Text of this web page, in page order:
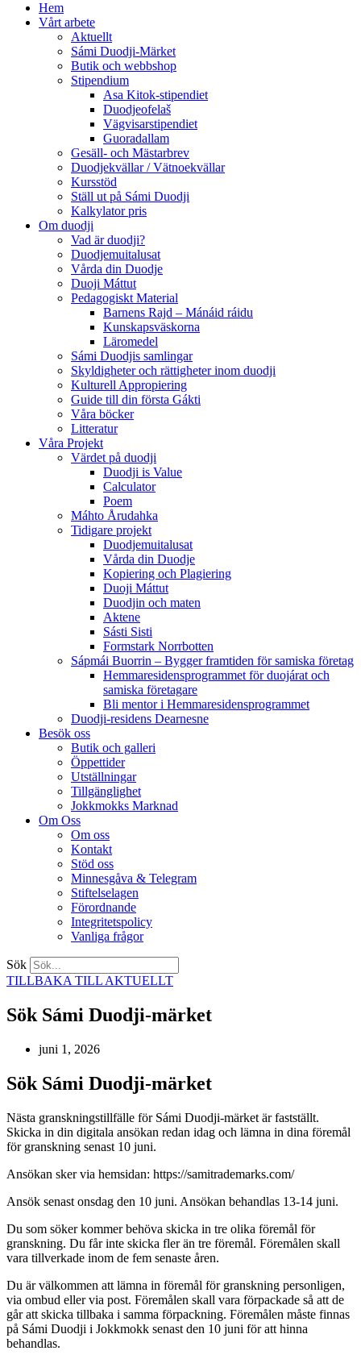
Hem
Vårt arbete
Aktuellt
Sámi Duodji-Märket
Butik och webbshop
Stipendium
Asa Kitok-stipendiet
Duodjeofelaš
Vägvisarstipendiet
Guoradallam
Gesäll- och Mästarbrev
Duodjekvällar / Vätnoekvällar
Kursstöd
Ställ ut på Sámi Duodji
Kalkylator pris
Om duodji
Vad är duodji?
Duodjemuitalusat
Vårda din Duodje
Duoji Máttut
Pedagogiskt Material
Barnens Rajd – Mánáid ráidu
Kunskapsväskorna
Läromedel
Sámi Duodjis samlingar
Skyldigheter och rättigheter inom duodji
Kulturell Appropiering
Guide till din första Gákti
Våra böcker
Litteratur
Våra Projekt
Värdet på duodji​
Duodji is Value
Calculator
Poem
Máhto Årudahka
Tidigare projekt
Duodjemuitalusat
Vårda din Duodje
Kopiering och Plagiering
Duoji Máttut
Duodjin och maten
Aktene
Sásti Sisti
Formstark Norrbotten
Sápmái Buorrin – Bygger framtiden för samiska företag
Hemmaresidensprogrammet för duojárat och
samiska företagare​
Bli mentor i Hemmaresidensprogrammet
Duodji-residens Dearnesne
Besök oss
Butik och galleri
Öppettider
Utställningar
Tillgänglighet
Jokkmokks Marknad
Om Oss
Om oss
Kontakt
Stöd oss
Minnesgåva & Telegram
Stiftelselagen
Förordnande
Integritetspolicy
Vanliga frågor
Sök
TILLBAKA TILL AKTUELLT
Sök Sámi Duodji-märket
juni 1, 2026
Sök Sámi Duodji-märket
Nästa granskningstillfälle för Sámi Duodji-märket är fastställt.
Skicka in din digitala ansökan redan idag och lämna in dina föremål
för granskning senast 10 juni.
Ansökan sker via hemsidan: https://samitrademarks.com/
Ansök senast onsdag den 10 juni. Ansökan behandlas 13-14 juni.
Du som söker kommer behöva skicka in tre olika föremål för
granskning. Du får inte skicka fler än tre föremål. Föremålen skall
vara tillverkade inom de fem senaste åren.
Du är välkommen att lämna in föremål för granskning personligen,
via ombud eller via post. Föremålen skall vara förpackade så att de
går att skicka tillbaka i samma förpackning. Föremålen måste finnas
på Sámi Duodji i Jokkmokk senast den 10 juni för att hinna
behandlas.